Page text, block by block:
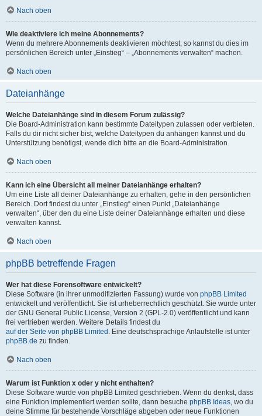
Nach oben
Wie deaktiviere ich meine Abonnements?
Wenn du mehrere Abonnements deaktivieren möchtest, so kannst du dies im
persönlichen Bereich unter „Einstieg“ – „Abonnements verwalten“ machen.
Nach oben
Dateianhänge
Welche Dateianhänge sind in diesem Forum zulässig?
Die Board-Administration kann bestimmte Dateitypen zulassen oder verbieten.
Falls du dir nicht sicher bist, welche Dateitypen du anhängen kannst und du
Unterstützung benötigst, wende dich bitte an die Board-Administration.
Nach oben
Kann ich eine Übersicht all meiner Dateianhänge erhalten?
Um eine Liste all deiner Dateianhänge zu erhalten, gehe in den persönlichen
Bereich. Dort findest du unter „Einstieg“ einen Punkt „Dateianhänge
verwalten“, über den du eine Liste deiner Dateianhänge erhalten und diese
verwalten kannst.
Nach oben
phpBB betreffende Fragen
Wer hat diese Forensoftware entwickelt?
Diese Software (in ihrer unmodifizierten Fassung) wurde von phpBB Limited
entwickelt und veröffentlicht. Sie ist urheberrechtlich geschützt. Sie wurde unter
der GNU General Public License, Version 2 (GPL-2.0) veröffentlicht und kann
frei vertrieben werden. Weitere Details findest du
auf der Seite von phpBB Limited . Eine deutschsprachige Anlaufstelle ist unter
phpBB.de zu finden.
Nach oben
Warum ist Funktion x oder y nicht enthalten?
Diese Software wurde von phpBB Limited geschrieben. Wenn du denkst, dass
eine Funktion implementiert werden sollte, dann besuche phpBB Ideas, wo du
deine Stimme für bestehende Vorschläge abgeben oder neue Funktionen